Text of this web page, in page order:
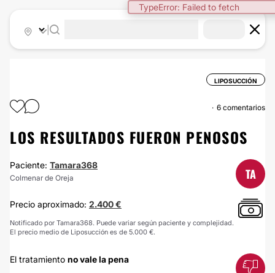
TypeError: Failed to fetch
LIPOSUCCIÓN
6 comentarios
LOS RESULTADOS FUERON PENOSOS
Paciente: Tamara368
Colmenar de Oreja TA
Precio aproximado: 2.400 €
Notificado por Tamara368. Puede variar según paciente y complejidad.
El precio medio de Liposucción es de 5.000 €.
El tratamiento no vale la pena